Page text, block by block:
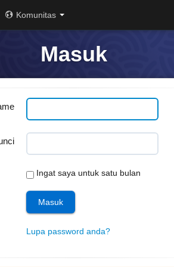
Komunitas
Masuk
Ingat saya untuk satu bulan
Lupa password anda?